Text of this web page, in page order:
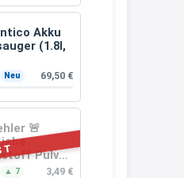
Akku
(1.8l,
Neu 69,50 €
🚨
Pulver
▲ 7 3,49 €
Gutschein
Gutschein code